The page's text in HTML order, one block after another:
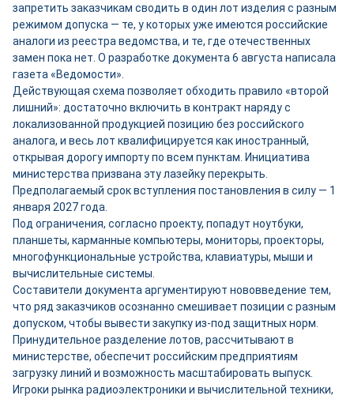
запретить заказчикам сводить в один лот изделия с разным
режимом допуска — те, у которых уже имеются российские
аналоги из реестра ведомства, и те, где отечественных
замен пока нет. О разработке документа 6 августа написала
газета «Ведомости».
Действующая схема позволяет обходить правило «второй
лишний»: достаточно включить в контракт наряду с
локализованной продукцией позицию без российского
аналога, и весь лот квалифицируется как иностранный,
открывая дорогу импорту по всем пунктам. Инициатива
министерства призвана эту лазейку перекрыть.
Предполагаемый срок вступления постановления в силу — 1
января 2027 года.
Под ограничения, согласно проекту, попадут ноутбуки,
планшеты, карманные компьютеры, мониторы, проекторы,
многофункциональные устройства, клавиатуры, мыши и
вычислительные системы.
Составители документа аргументируют нововведение тем,
что ряд заказчиков осознанно смешивает позиции с разным
допуском, чтобы вывести закупку из-под защитных норм.
Принудительное разделение лотов, рассчитывают в
министерстве, обеспечит российским предприятиям
загрузку линий и возможность масштабировать выпуск.
Игроки рынка радиоэлектроники и вычислительной техники,